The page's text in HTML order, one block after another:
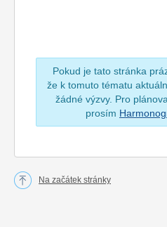
Pokud je tato stránka
že k tomuto tématu
žádné výzvy. Pro
prosím
Na začátek stránky